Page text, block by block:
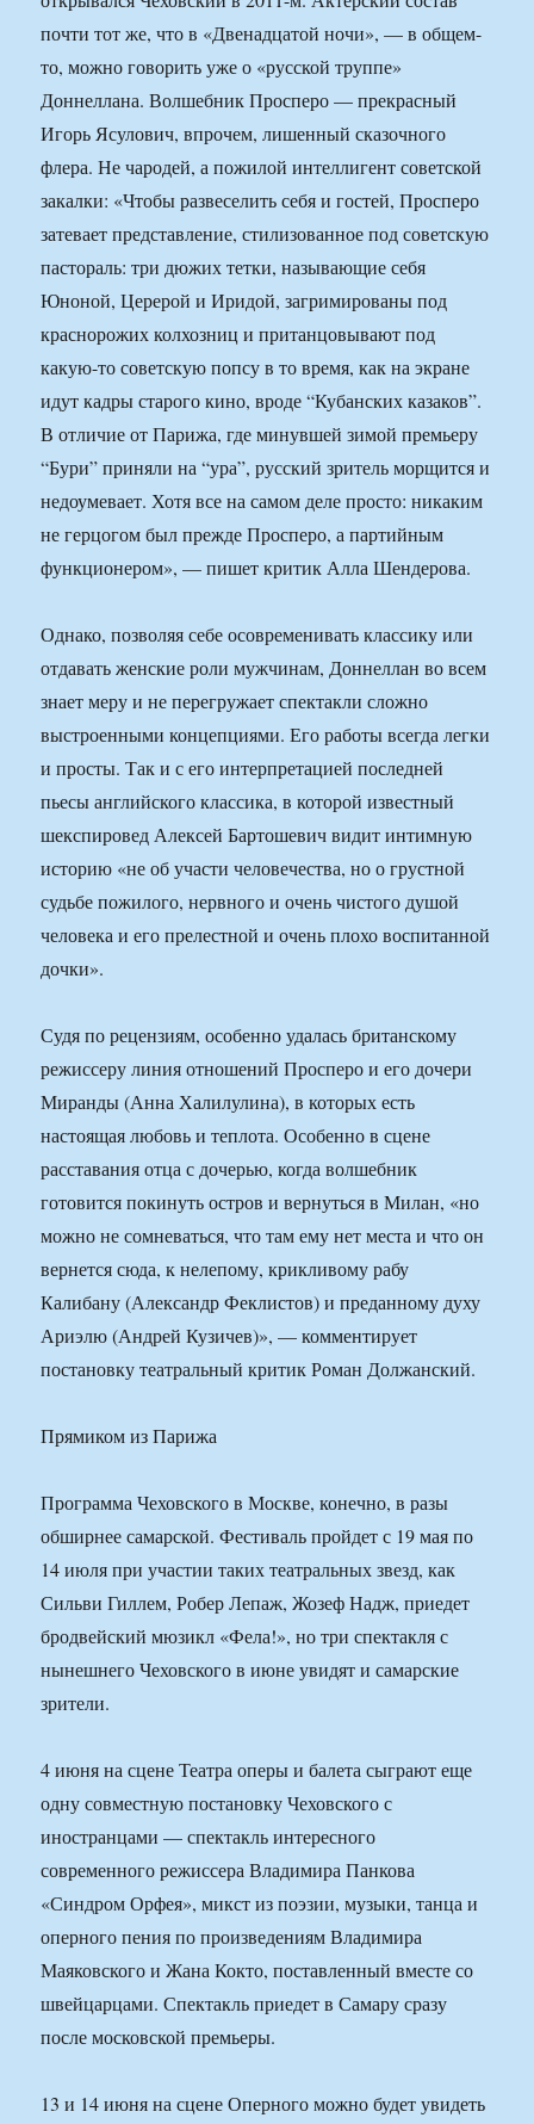
почти тот же, что в «Двенадцатой ночи», — в общем-
то, можно говорить уже о «русской труппе»
Доннеллана. Волшебник Просперо — прекрасный
Игорь Ясулович, впрочем, лишенный сказочного
флера. Не чародей, а пожилой интеллигент советской
закалки: «Чтобы развеселить себя и гостей, Просперо
затевает представление, стилизованное под советскую
пастораль: три дюжих тетки, называющие себя
Юноной, Церерой и Иридой, загримированы под
краснорожих колхозниц и пританцовывают под
какую-то советскую попсу в то время, как на экране
идут кадры старого кино, вроде “Кубанских казаков”.
В отличие от Парижа, где минувшей зимой премьеру
“Бури” приняли на “ура”, русский зритель морщится и
недоумевает. Хотя все на самом деле просто: никаким
не герцогом был прежде Просперо, а партийным
функционером», — пишет критик Алла Шендерова.
Однако, позволяя себе осовременивать классику или
отдавать женские роли мужчинам, Доннеллан во всем
знает меру и не перегружает спектакли сложно
выстроенными концепциями. Его работы всегда легки
и просты. Так и с его интерпретацией последней
пьесы английского классика, в которой известный
шекспировед Алексей Бартошевич видит интимную
историю «не об участи человечества, но о грустной
судьбе пожилого, нервного и очень чистого душой
человека и его прелестной и очень плохо воспитанной
дочки».
Судя по рецензиям, особенно удалась британскому
режиссеру линия отношений Просперо и его дочери
Миранды (Анна Халилулина), в которых есть
настоящая любовь и теплота. Особенно в сцене
расставания отца с дочерью, когда волшебник
готовится покинуть остров и вернуться в Милан, «но
можно не сомневаться, что там ему нет места и что он
вернется сюда, к нелепому, крикливому рабу
Калибану (Александр Феклистов) и преданному духу
Ариэлю (Андрей Кузичев)», — комментирует
постановку театральный критик Роман Должанский.
Прямиком из Парижа
Программа Чеховского в Москве, конечно, в разы
обширнее самарской. Фестиваль пройдет с 19 мая по
14 июля при участии таких театральных звезд, как
Сильви Гиллем, Робер Лепаж, Жозеф Надж, приедет
бродвейский мюзикл «Фела!», но три спектакля с
нынешнего Чеховского в июне увидят и самарские
зрители.
4 июня на сцене Театра оперы и балета сыграют еще
одну совместную постановку Чеховского с
иностранцами — спектакль интересного
современного режиссера Владимира Панкова
«Синдром Орфея», микст из поэзии, музыки, танца и
оперного пения по произведениям Владимира
Маяковского и Жана Кокто, поставленный вместе со
швейцарцами. Спектакль приедет в Самару сразу
после московской премьеры.
13 и 14 июня на сцене Оперного можно будет увидеть